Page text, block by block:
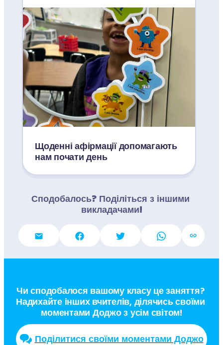
Щоденні афірмації допомагають
нам почати день
Сподобалось? Поділіться з іншими
викладачами!
Чи сподобалося вашому класу це заняття?
Надихайте інших вчителів, ділячись своїми
моментами Доджо з усім світом!
Поділитися своїми моментами Доджо